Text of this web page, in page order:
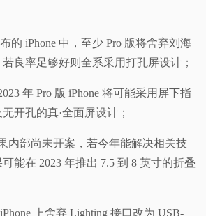
的 iPhone 中，至少 Pro 版将舍弃刘海
良率足够好则全系采用打孔屏设计；
年 Pro 版 iPhone 将可能采用屏下指
开孔的真·全面屏设计；
内部尚未开案，若今年能解决相关技
能在 2023 年推出 7.5 到 8 英寸的折叠
上舍弃 Lighting 接口改为 USB-